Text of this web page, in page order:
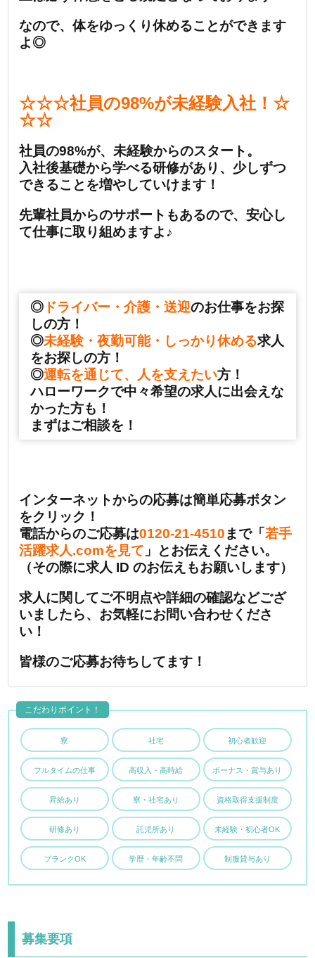
なので、体をゆっくり休めることができます
よ◎
☆☆☆社員の98%が未経験入社！ ☆
☆☆
社員の98%が、未経験からのスタート。
入社後基礎から学べる研修があり、少しずつ
できることを増やしていけます！
先輩社員からのサポートもあるので、安心し
て仕事に取り組めますよ♪
◎ ドライバー・介護・送迎のお仕事をお探
しの方！
◎未経験・夜勤可能・しっかり休める求人
をお探しの方！
◎運転を通じて、人を支えたい方！
ハローワークで中々希望の求人に出会えな
かった方も！
まずはご相談を！
インターネットからの応募は簡単応募ボタン
をクリック！
電話からのご応募は0120-21-4510まで「 若手
活躍求人.comを見て 」とお伝えください。
（その際に求人 ID のお伝えもお願いします）
求人に関してご不明点や詳細の確認などござ
いましたら、お気軽にお問い合わせくださ
い！
皆様のご応募お待ちしてます！
寮 社宅 初心者歓迎
フルタイムの仕事 高収入・高時給 ボーナス・賞与あり
昇給あり 寮・社宅あり 資格取得支援制度
研修あり 託児所あり 未経験・初心者OK
ブランクOK 学歴・年齢不問 制服貸与あり
こだわりポイント！
募集要項